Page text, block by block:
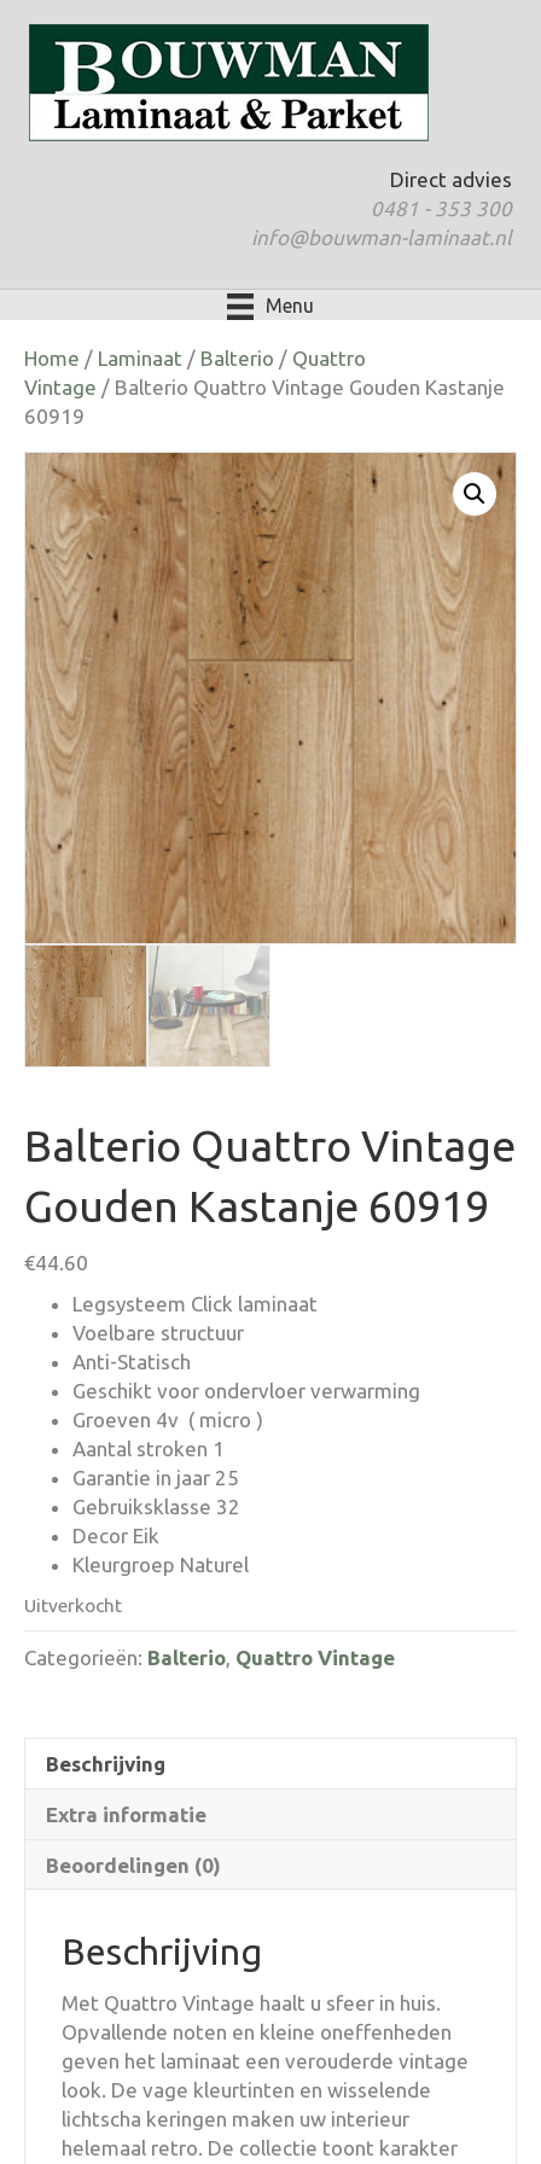
Direct advies
0481 - 353 300
info@bouwman-laminaat.nl
Menu
Home / Laminaat / Balterio / Quattro
Vintage / Balterio Quattro Vintage Gouden Kastanje
60919
Balterio Quattro Vintage
Gouden Kastanje 60919
€44.60
Legsysteem Click laminaat
Voelbare structuur
Anti-Statisch
Geschikt voor ondervloer verwarming
Groeven 4v ( micro )
Aantal stroken 1
Garantie in jaar 25
Gebruiksklasse 32
Decor Eik
Kleurgroep Naturel
Uitverkocht
Categorieën: Balterio, Quattro Vintage
Beschrijving
Extra informatie
Beoordelingen (0)
Beschrijving
Met Quattro Vintage haalt u sfeer in huis.
Opvallende noten en kleine oneffenheden
geven het laminaat een verouderde vintage
look. De vage kleurtinten en wisselende
lichtscha keringen maken uw interieur
helemaal retro. De collectie toont karakter